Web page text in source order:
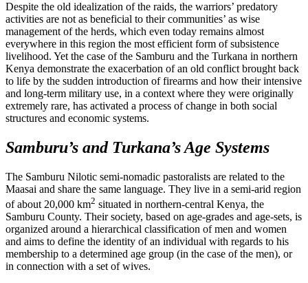
Despite the old idealization of the raids, the warriors’ predatory
activities are not as beneficial to their communities’ as wise
management of the herds, which even today remains almost
everywhere in this region the most efficient form of subsistence
livelihood. Yet the case of the Samburu and the Turkana in northern
Kenya demonstrate the exacerbation of an old conflict brought back
to life by the sudden introduction of firearms and how their intensive
and long-term military use, in a context where they were originally
extremely rare, has activated a process of change in both social
structures and economic systems.
Samburu’s and Turkana’s Age Systems
The Samburu Nilotic semi-nomadic pastoralists are related to the
Maasai and share the same language. They live in a semi-arid region
of about 20,000 km2 situated in northern-central Kenya, the
Samburu County. Their society, based on age-grades and age-sets, is
organized around a hierarchical classification of men and women
and aims to define the identity of an individual with regards to his
membership to a determined age group (in the case of the men), or
in connection with a set of wives.